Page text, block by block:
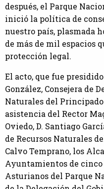
después, el Parque
inició la política de
nuestro país, plasmada
de más de mil espacios
protección legal.
El acto, que fue
González, Consejera de
Naturales del
asistencia del Rector
Oviedo, D. Santiago
de Recursos Naturales
Calvo Temprano, los
Ayuntamientos de cinco
Asturianos del Parque